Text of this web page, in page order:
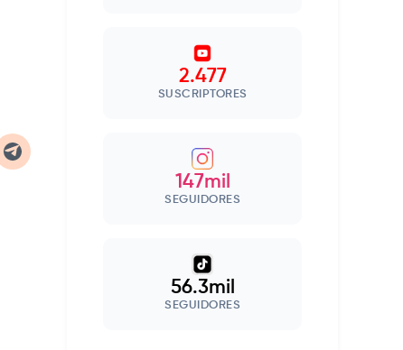
2.477
SUSCRIPTORES
147mil
SEGUIDORES
56.3mil
SEGUIDORES